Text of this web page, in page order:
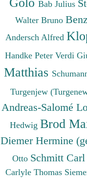
Bab Julius
Walter Bruno
Andersch Alfred
Handke Peter Verdi
Matthias
Turgenjew
Andreas-Salomé
Hedwig Brod
Diemer Hermine
Otto Schmitt Carl
Carlyle Thomas